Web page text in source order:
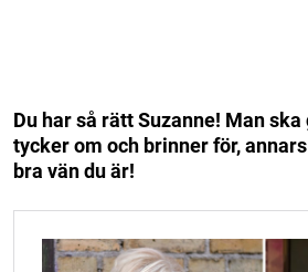
Du har så rätt Suzanne! Man
tycker om och brinner för,
bra vän du är!